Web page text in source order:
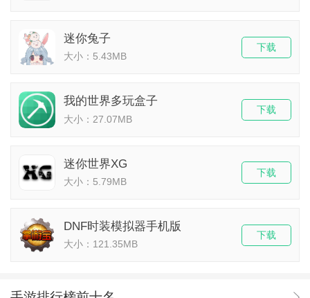
迷你兔子
大小：5.43MB
下载
我的世界多玩盒子
大小：27.07MB
下载
迷你世界XG
大小：5.79MB
下载
DNF时装模拟器手机版
大小：121.35MB
下载